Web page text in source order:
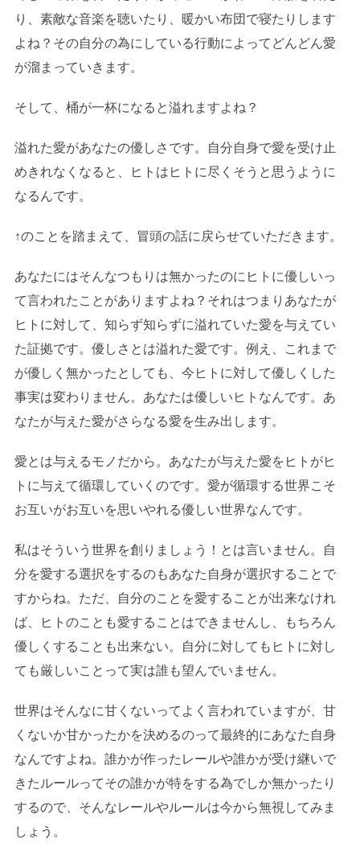
り、素敵な音楽を聴いたり、暖かい布団で寝たりします
よね？その自分の為にしている行動によってどんどん愛
が溜まっていきます。
そして、桶が一杯になると溢れますよね？
溢れた愛があなたの優しさです。自分自身で愛を受け止
めきれなくなると、ヒトはヒトに尽くそうと思うように
なるんです。
↑のことを踏まえて、冒頭の話に戻らせていただきます。
あなたにはそんなつもりは無かったのにヒトに優しいっ
て言われたことがありますよね？それはつまりあなたが
ヒトに対して、知らず知らずに溢れていた愛を与えてい
た証拠です。優しさとは溢れた愛です。例え、これまで
が優しく無かったとしても、今ヒトに対して優しくした
事実は変わりません。あなたは優しいヒトなんです。あ
なたが与えた愛がさらなる愛を生み出します。
愛とは与えるモノだから。あなたが与えた愛をヒトがヒ
トに与えて循環していくのです。愛が循環する世界こそ
お互いがお互いを思いやれる優しい世界なんです。
私はそういう世界を創りましょう！とは言いません。自
分を愛する選択をするのもあなた自身が選択することで
すからね。ただ、自分のことを愛することが出来なけれ
ば、ヒトのことも愛することはできませんし、もちろん
優しくすることも出来ない。自分に対してもヒトに対し
ても厳しいことって実は誰も望んでいません。
世界はそんなに甘くないってよく言われていますが、甘
くないか甘かったかを決めるのって最終的にあなた自身
なんですよね。誰かが作ったレールや誰かが受け継いで
きたルールってその誰かが特をする為でしか無かったり
するので、そんなレールやルールは今から無視してみま
しょう。